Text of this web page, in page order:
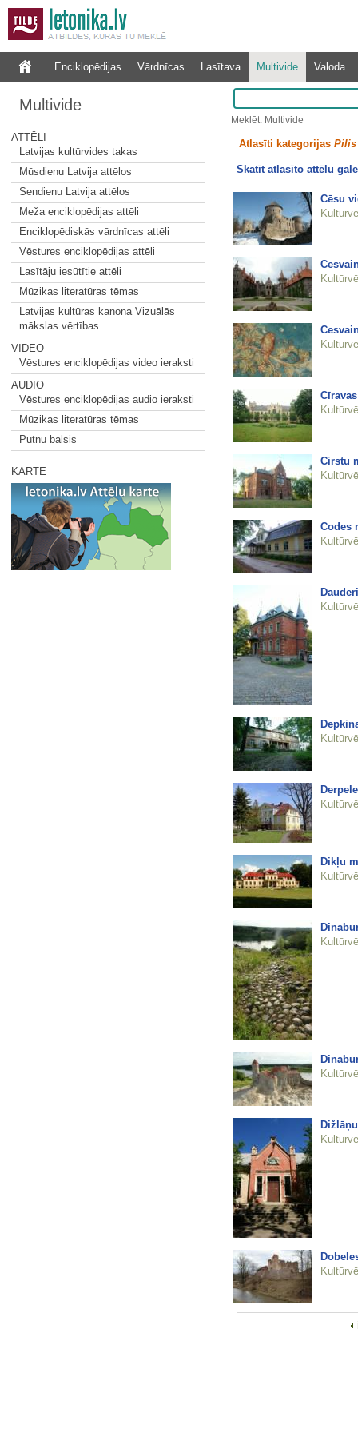
Enciklopēdijas Vārdnīcas Lasītava Multivide Valoda
Multivide
ATTĒLI
Latvijas kultūrvides takas
Mūsdienu Latvija attēlos
Sendienu Latvija attēlos
Meža enciklopēdijas attēli
Enciklopēdiskās vārdnīcas attēli
Vēstures enciklopēdijas attēli
Lasītāju iesūtītie attēli
Mūzikas literatūras tēmas
Latvijas kultūras kanona Vizuālās
mākslas vērtības
VIDEO
Vēstures enciklopēdijas video ieraksti
AUDIO
Vēstures enciklopēdijas audio ieraksti
Mūzikas literatūras tēmas
Putnu balsis
KARTE
Meklēt: Multivide
Atlasīti kategorijas Pilis
Skatīt atlasīto attēlu
Cēsu
Cirstu
Codes
Dikļu